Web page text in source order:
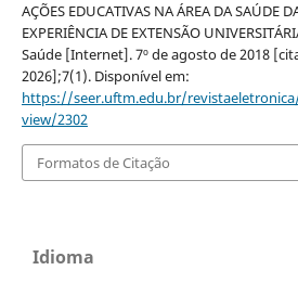
AÇÕES EDUCATIVAS NA ÁREA DA SAÚDE
EXPERIÊNCIA DE EXTENSÃO
Saúde [Internet]. 7º de agosto de 2018
2026];7(1). Disponível em:
https://seer.uftm.edu.br/
view/2302
Formatos de Citação
Idioma